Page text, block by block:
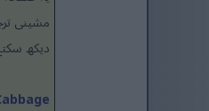
مشینی
دیکھ